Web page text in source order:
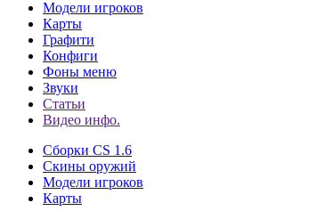
Модели игроков
Карты
Графити
Конфиги
Фоны меню
Звуки
Статьи
Видео инфо.
Сборки CS 1.6
Скины оружий
Модели игроков
Карты